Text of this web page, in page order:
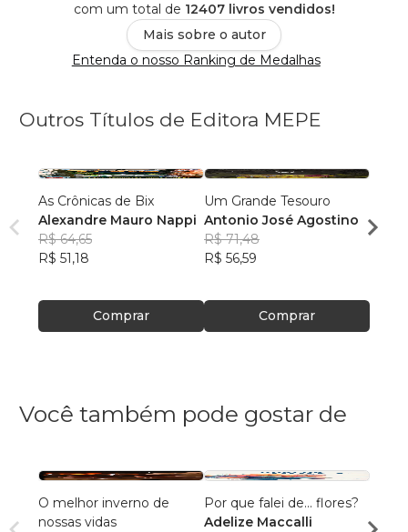
com um total de 12407 livros vendidos!
Mais sobre o autor
Entenda o nosso Ranking de Medalhas
Outros Títulos de Editora MEPE
As Crônicas de Bix
Alexandre Mauro Nappi
R$ 64,65
R$ 51,18
Comprar
Um Grande Tesouro
Antonio José Agostino
R$ 71,48
R$ 56,59
Comprar
R$
Você também pode gostar de
O melhor inverno de
nossas vidas
Por que falei de... flores?
Adelize Maccalli
Nilva